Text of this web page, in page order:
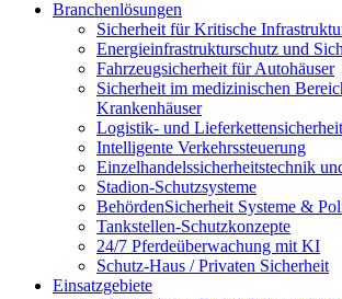
Branchenlösungen
Sicherheit für Kritische
Energieinfrastrukturschutz und
Fahrzeugsicherheit für Autohäuser
Sicherheit im medizinischen
Krankenhäuser
Logistik- und Lieferkettensicherheit
Intelligente Verkehrssteuerung
Einzelhandelssicherheitstechnik
Stadion-Schutzsysteme
BehördenSicherheit Systeme &
Tankstellen-Schutzkonzepte​
24/7 Pferdeüberwachung mit KI
Schutz-Haus / Privaten Sicherheit
Einsatzgebiete